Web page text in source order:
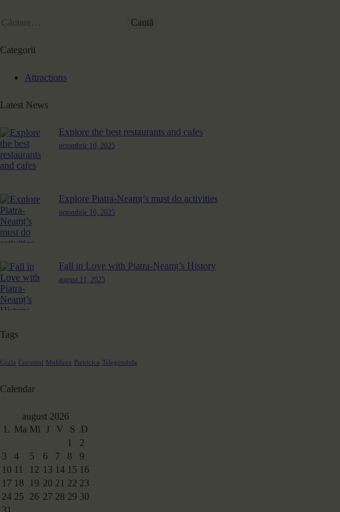
Categorii
Attractions
Latest News
Explore the best restaurants and cafes
octombrie 10, 2025
Explore Piatra-Neamț’s must do activities
octombrie 10, 2025
Fall in Love with Piatra-Neamț’s History
august 11, 2025
Tags
Cozla Cucuteni Moldova Pietricica Telegondola
Calendar
august 2026
L Ma Mi J V S
D
1
2
3
4 5 6 7 8
9
10 11 12 13 14 15 16
17 18 19 20 21 22 23
24 25 26 27 28 29 30
31